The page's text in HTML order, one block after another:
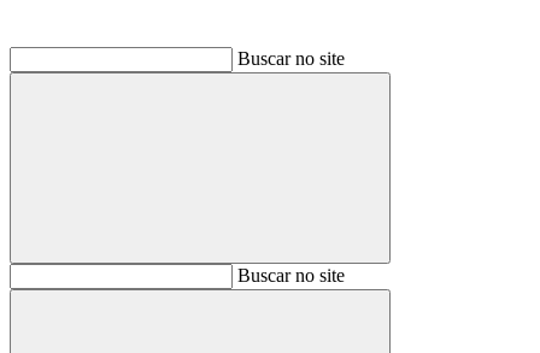
Buscar no site
BuscarBuscar no site